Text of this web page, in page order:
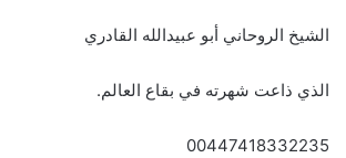
الشيخ الروحاني أبو عبيدالله القادري
الذي ذاعت شهرته في بقاع العالم.
00447418332235